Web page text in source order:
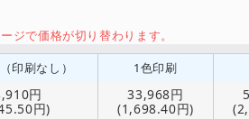
ジで価格が切り替わります。
印刷なし）
1色印刷
円
円)
33,968円
(1,698.40円)